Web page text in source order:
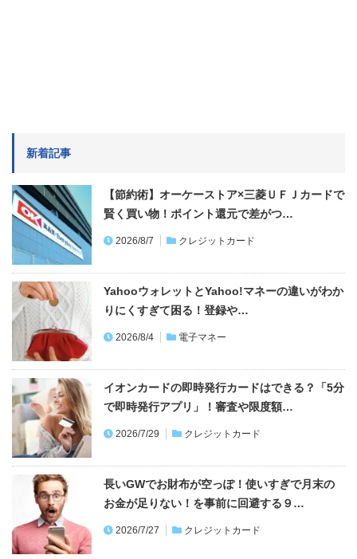
新着記事
【節約術】オーケーストア×三菱ＵＦＪカードで
賢く買い物！ポイント還元で差がつ…
2026/8/7 クレジットカード
YahooウォレットとYahoo!マネーの違いがわか
りにくすぎて困る！登録や…
2026/8/4 電子マネー
イオンカードの即時発行カードはできる？「5分
で即時発行アプリ」！審査や限度額…
2026/7/29 クレジットカード
長いGWでお財布が空っぽ！使いすぎで月末の
お金が足りない！を事前に回避する９…
2026/7/27 クレジットカード